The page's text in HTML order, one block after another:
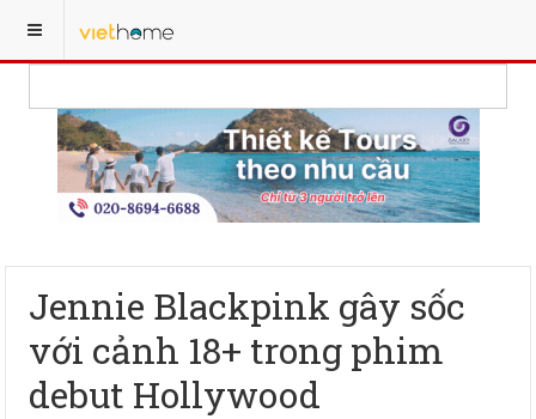
Jennie Blackpink gây sốc
với cảnh 18+ trong phim
debut Hollywood